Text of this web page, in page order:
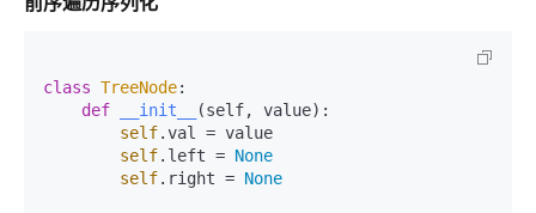
class TreeNode:
def
__init__ (self, value):
self.val = value
self.left = None
self.right = None